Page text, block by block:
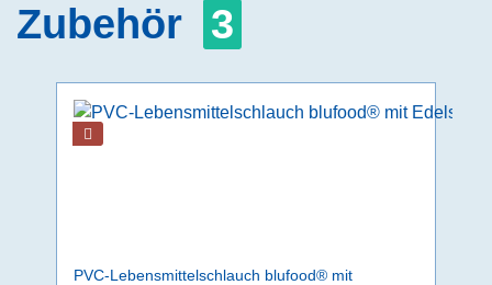
Zubehör 3
PVC-Lebensmittelschlauch blufood® mit